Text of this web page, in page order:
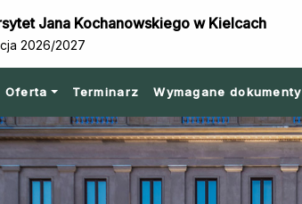
Jana Kochanowskiego w Kielcach
2026/2027
Oferta Terminarz Wymagane dokumenty